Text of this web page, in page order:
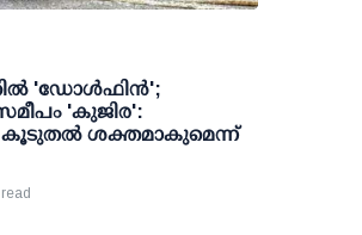
'ഡോള്‍ഫിന്‍';
'കുജിര':
കൂടുതല്‍ ശക്തമാകുമെന്ന്